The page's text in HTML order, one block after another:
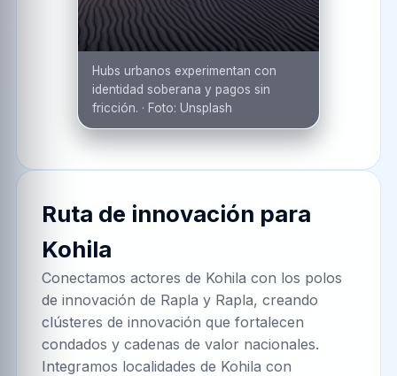
Hubs urbanos experimentan con
identidad soberana y pagos sin
fricción. · Foto: Unsplash
Ruta de innovación para
Kohila
Conectamos actores de Kohila con los polos
de innovación de Rapla y Rapla, creando
clústeres de innovación que fortalecen
condados y cadenas de valor nacionales.
Integramos localidades de Kohila con